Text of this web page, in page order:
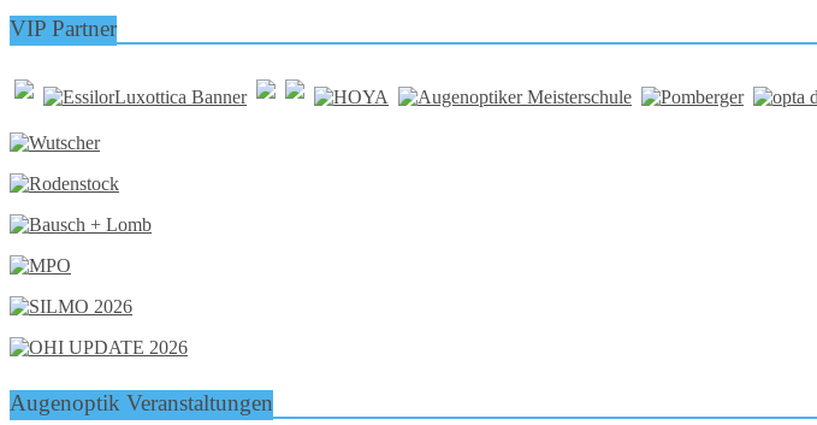
VIP Partner
Augenoptik Veranstaltungen